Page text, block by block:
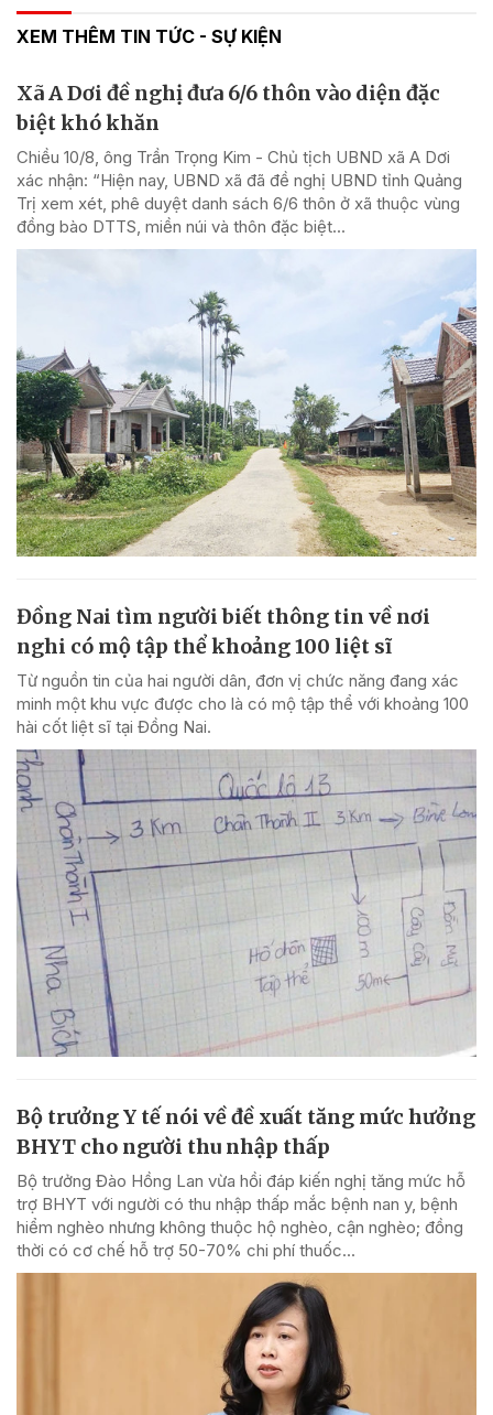
XEM THÊM TIN TỨC - SỰ KIỆN
Xã A Dơi đề nghị đưa 6/6 thôn vào diện đặc
biệt khó khăn
Chiều 10/8, ông Trần Trọng Kim - Chủ tịch UBND xã A Dơi
xác nhận: “Hiện nay, UBND xã đã đề nghị UBND tỉnh Quảng
Trị xem xét, phê duyệt danh sách 6/6 thôn ở xã thuộc vùng
đồng bào DTTS, miền núi và thôn đặc biệt...
Đồng Nai tìm người biết thông tin về nơi
nghi có mộ tập thể khoảng 100 liệt sĩ
Từ nguồn tin của hai người dân, đơn vị chức năng đang xác
minh một khu vực được cho là có mộ tập thể với khoảng 100
hài cốt liệt sĩ tại Đồng Nai.
Bộ trưởng Y tế nói về đề xuất tăng mức hưởng
BHYT cho người thu nhập thấp
Bộ trưởng Đào Hồng Lan vừa hồi đáp kiến nghị tăng mức hỗ
trợ BHYT với người có thu nhập thấp mắc bệnh nan y, bệnh
hiểm nghèo nhưng không thuộc hộ nghèo, cận nghèo; đồng
thời có cơ chế hỗ trợ 50-70% chi phí thuốc...